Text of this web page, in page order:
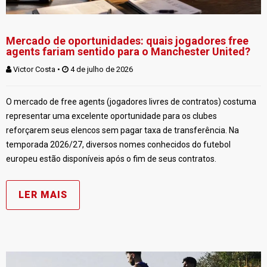
Mercado de oportunidades: quais jogadores free
agents fariam sentido para o Manchester United?
Victor Costa • 4 de julho de 2026
O mercado de free agents (jogadores livres de contratos) costuma
representar uma excelente oportunidade para os clubes
reforçarem seus elencos sem pagar taxa de transferência. Na
temporada 2026/27, diversos nomes conhecidos do futebol
europeu estão disponíveis após o fim de seus contratos.
LER MAIS